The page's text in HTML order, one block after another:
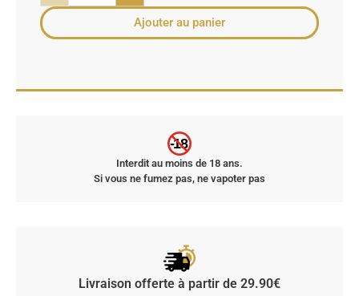
Ajouter au panier
-18
Interdit au moins de 18 ans.
Si vous ne fumez pas, ne vapoter pas
Livraison offerte à partir de 29.90€